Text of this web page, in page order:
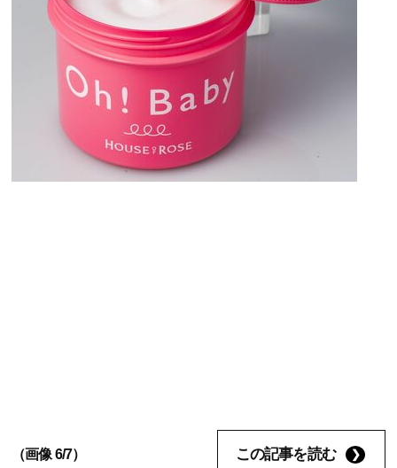
（画像 6/7） この記事を読む